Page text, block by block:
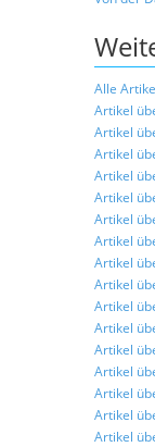
Alle
Artikel
Artikel
Artikel
Artikel
Artikel
Artikel
Artikel
Artikel
Artikel
Artikel
Artikel
Artikel
Artikel
Artikel
Artikel
Artikel